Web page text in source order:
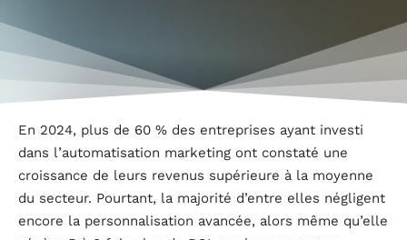
En 2024, plus de 60 % des entreprises ayant investi
dans l’automatisation marketing ont constaté une
croissance de leurs revenus supérieure à la moyenne
du secteur. Pourtant, la majorité d’entre elles négligent
encore la personnalisation avancée, alors même qu’elle